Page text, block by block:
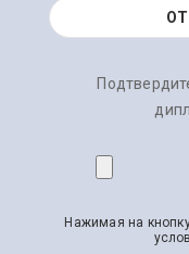
Нажимая на